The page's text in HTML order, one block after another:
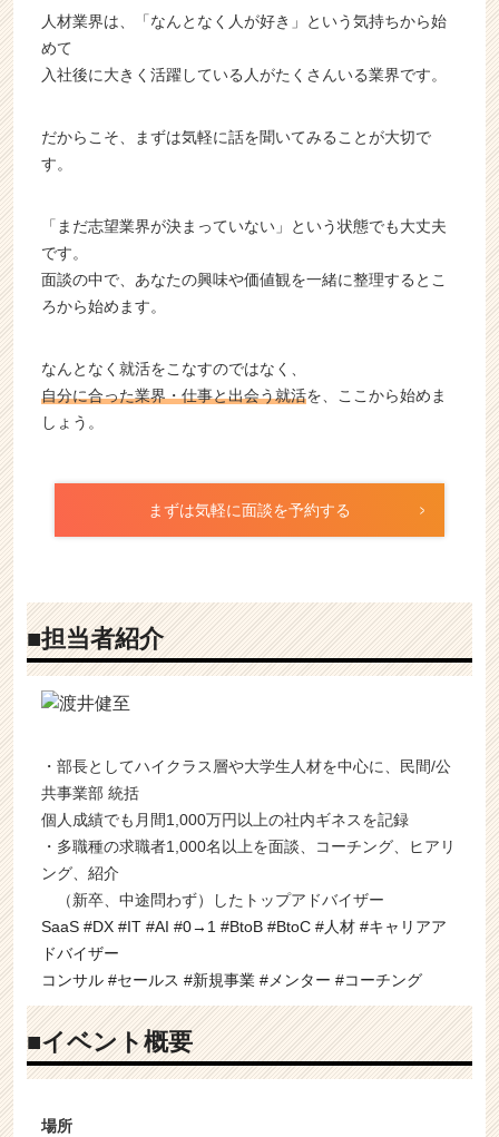
人材業界は、「なんとなく人が好き」という気持ちから始
めて
入社後に大きく活躍している人がたくさんいる業界です。
だからこそ、まずは気軽に話を聞いてみることが大切で
す。
「まだ志望業界が決まっていない」という状態でも大丈夫
です。
面談の中で、あなたの興味や価値観を一緒に整理するとこ
ろから始めます。
なんとなく就活をこなすのではなく、
自分に合った業界・仕事と出会う就活を、ここから始めま
しょう。
まずは気軽に面談を予約する
■担当者紹介
・部長としてハイクラス層や大学生人材を中心に、民間/公
共事業部 統括
個人成績でも月間1,000万円以上の社内ギネスを記録
・多職種の求職者1,000名以上を面談、コーチング、ヒアリ
ング、紹介
（新卒、中途問わず）したトップアドバイザー
SaaS #DX #IT #AI #0→1 #BtoB #BtoC #人材 #キャリアア
ドバイザー
コンサル #セールス #新規事業 #メンター #コーチング
■イベント概要
場所